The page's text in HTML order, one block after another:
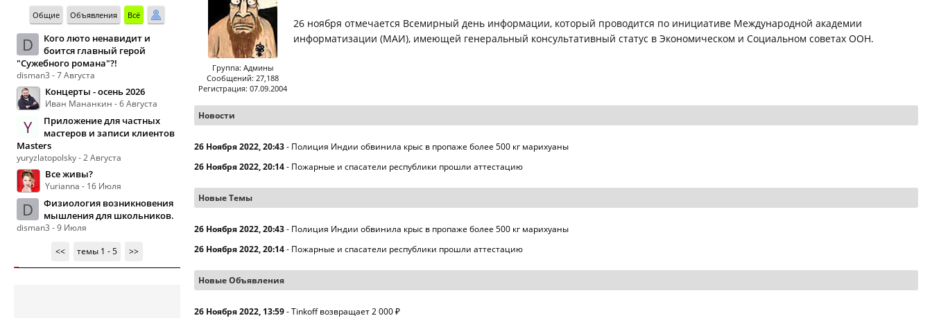
Общие Объявления Всё
D
Кого люто ненавидит и
боится главный герой
"Сужебного романа"?!
disman3 - 7 Августа
Концерты - осень 2026
Иван Мананкин - 6 Августа
Y
Приложение для частных
мастеров и записи клиентов
Masters
yuryzlatopolsky - 2 Августа
Все живы?
Yurianna - 16 Июля
D
Физиология возникновения
мышления для школьников.
disman3 - 9 Июля
<<
темы 1 - 5 >>
Группа: Админы
Сообщений: 27,188
Регистрация: 07.09.2004
26 ноября отмечается Всемирный день информации, который проводится по инициативе Международной академии
информатизации (МАИ), имеющей генеральный консультативный статус в Экономическом и Социальном советах ООН.
Новости
26 Ноября 2022, 20:43- Полиция Индии обвинила крыс в пропаже более 500 кг марихуаны
26 Ноября 2022, 20:14- Пожарные и спасатели республики прошли аттестацию
Новые Темы
26 Ноября 2022, 20:43- Полиция Индии обвинила крыс в пропаже более 500 кг марихуаны
26 Ноября 2022, 20:14- Пожарные и спасатели республики прошли аттестацию
Новые Объявления
26 Ноября 2022, 13:59-Tinkoff возвращает 2 000 ₽